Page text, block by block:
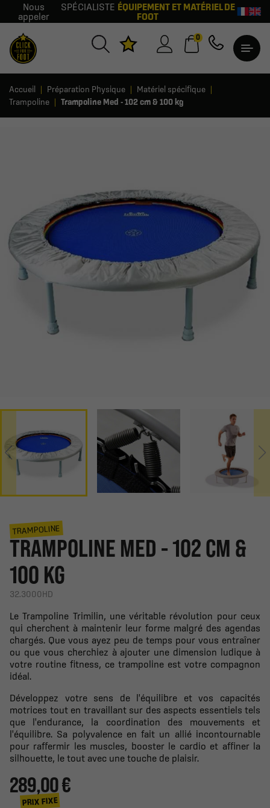
Nous
appeler
SPÉCIALISTE ÉQUIPEMENT ET MATÉRIEL DE
FOOT
0
Accueil Préparation Physique
Matériel spécifique
Trampoline
Trampoline Med - 102 cm & 100 kg
TRAMPOLINE
TRAMPOLINE MED - 102 CM &
100 KG
32.3000HD
Le Trampoline Trimilin, une véritable révolution pour ceux
qui cherchent à maintenir leur forme malgré des agendas
chargés. Que vous ayez peu de temps pour vous entraîner
ou que vous cherchiez à ajouter une dimension ludique à
votre routine fitness, ce trampoline est votre compagnon
idéal.
Développez votre sens de l'équilibre et vos capacités
motrices tout en travaillant sur des aspects essentiels tels
que l'endurance, la coordination des mouvements et
l'équilibre. Sa polyvalence en fait un allié incontournable
pour raffermir les muscles, booster le cardio et affiner la
silhouette, le tout avec une touche de plaisir.
289,00 €
PRIX FIXE